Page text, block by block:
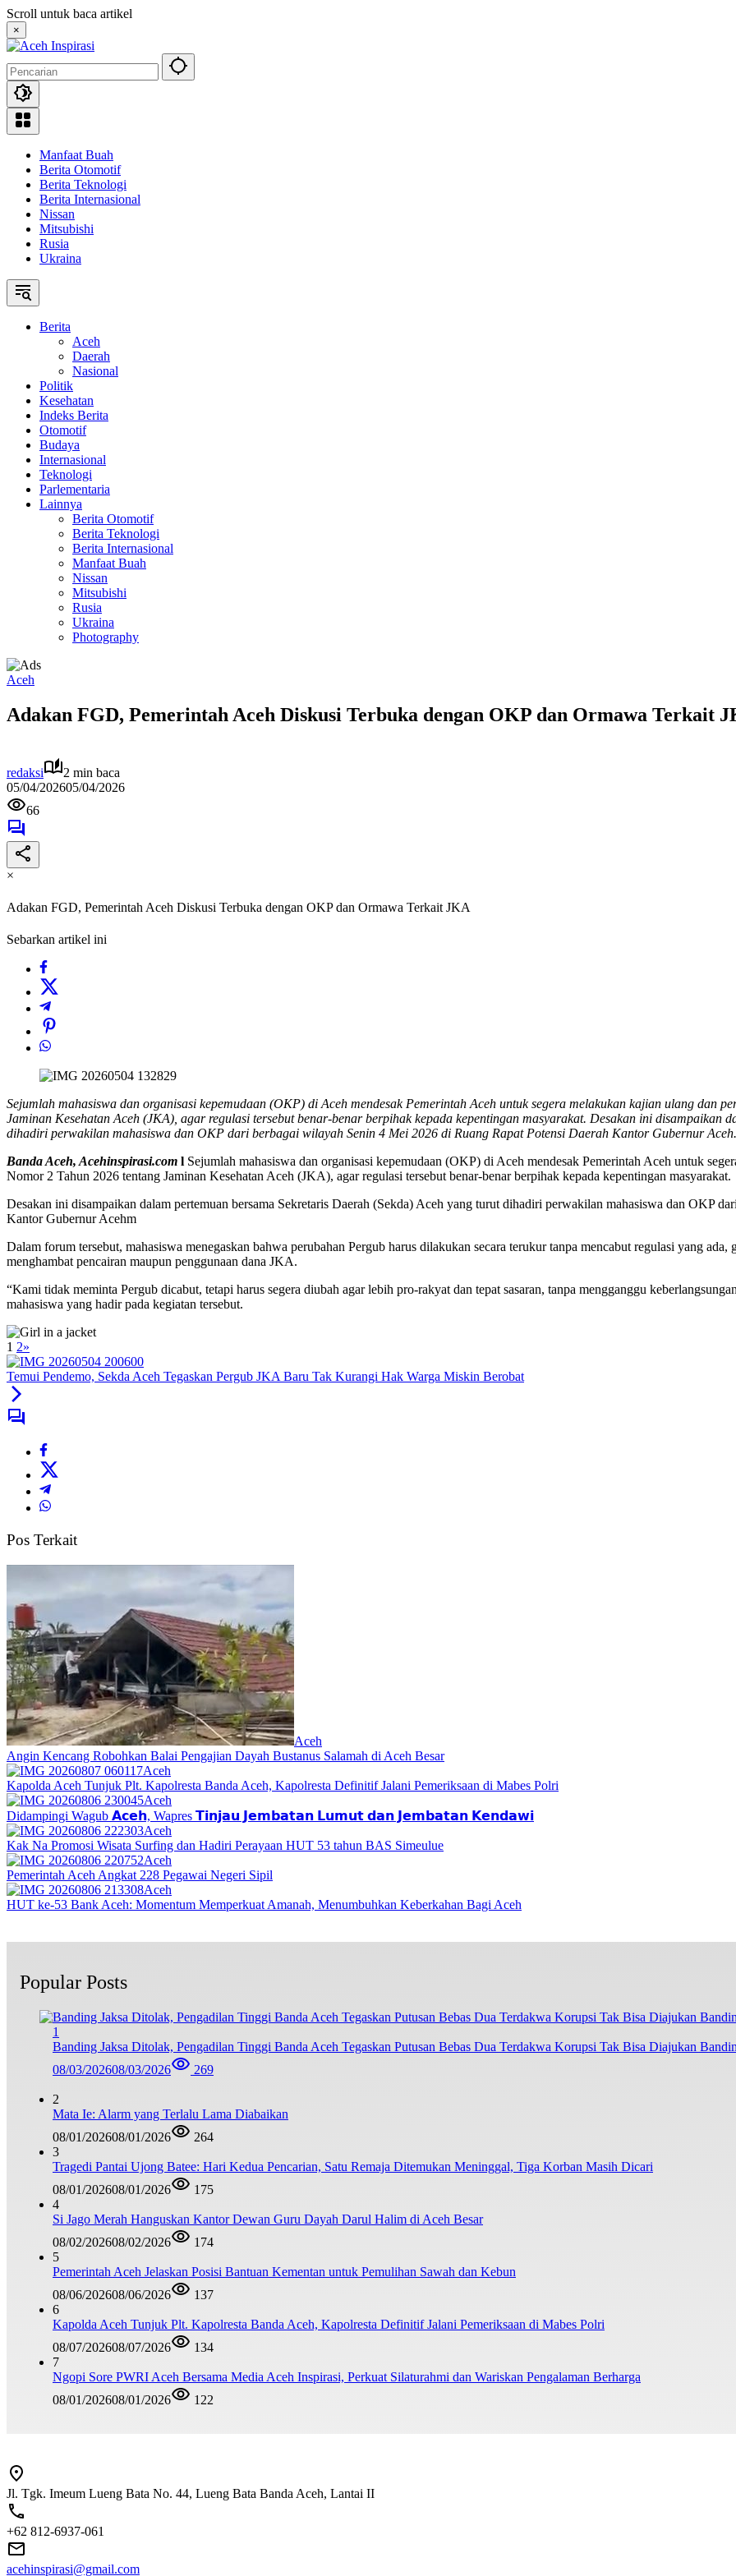
Langsung
ke
konten
Scroll untuk baca artikel
×
Manfaat Buah
Berita Otomotif
Berita Teknologi
Berita Internasional
Nissan
Mitsubishi
Rusia
Ukraina
Berita
Aceh
Daerah
Nasional
Politik
Kesehatan
Indeks Berita
Otomotif
Budaya
Internasional
Teknologi
Parlementaria
Lainnya
Berita Otomotif
Berita Teknologi
Berita Internasional
Manfaat Buah
Nissan
Mitsubishi
Rusia
Ukraina
Photography
Aceh
Adakan FGD, Pemerintah Aceh Diskusi Terbuka dengan OKP dan Ormawa Terkait
redaksi
2 min baca
05/04/202605/04/2026
66
×
Adakan FGD, Pemerintah Aceh Diskusi Terbuka dengan OKP dan Ormawa Terkait JKA
Sebarkan artikel ini
Sejumlah mahasiswa dan organisasi kepemudaan (OKP) di Aceh mendesak Pemerintah Aceh untuk segera melakukan kajian ulang dan
Jaminan Kesehatan Aceh (JKA), agar regulasi tersebut benar-benar berpihak kepada kepentingan masyarakat. Desakan ini disampaikan
dihadiri perwakilan mahasiswa dan OKP dari berbagai wilayah Senin 4 Mei 2026 di Ruang Rapat Potensi Daerah Kantor Gubernur
Banda Aceh, Acehinspirasi.com l Sejumlah mahasiswa dan organisasi kepemudaan (OKP) di Aceh mendesak Pemerintah Aceh untuk
Nomor 2 Tahun 2026 tentang Jaminan Kesehatan Aceh (JKA), agar regulasi tersebut benar-benar berpihak kepada kepentingan masyarakat.
Desakan ini disampaikan dalam pertemuan bersama Sekretaris Daerah (Sekda) Aceh yang turut dihadiri perwakilan mahasiswa dan OKP
Kantor Gubernur Acehm
Dalam forum tersebut, mahasiswa menegaskan bahwa perubahan Pergub harus dilakukan secara terukur tanpa mencabut regulasi yang
menghambat pencairan maupun penggunaan dana JKA.
“Kami tidak meminta Pergub dicabut, tetapi harus segera diubah agar lebih pro-rakyat dan tepat sasaran, tanpa mengganggu
mahasiswa yang hadir pada kegiatan tersebut.
1 2»
Temui Pendemo, Sekda Aceh Tegaskan Pergub JKA Baru Tak Kurangi Hak Warga Miskin Berobat
Pos Terkait
Aceh
Angin Kencang Robohkan Balai Pengajian Dayah Bustanus Salamah di Aceh Besar
Aceh
Kapolda Aceh Tunjuk Plt. Kapolresta Banda Aceh, Kapolresta Definitif Jalani Pemeriksaan di Mabes Polri
Aceh
Didampingi Wagub 𝗔𝗰𝗲𝗵, Wapres 𝗧𝗶𝗻𝗷𝗮𝘂 𝗝𝗲𝗺𝗯𝗮𝘁𝗮𝗻 𝗟𝘂𝗺𝘂𝘁 𝗱𝗮𝗻 𝗝𝗲𝗺𝗯𝗮𝘁𝗮𝗻 𝗞𝗲𝗻𝗱𝗮𝘄𝗶
Aceh
Kak Na Promosi Wisata Surfing dan Hadiri Perayaan HUT 53 tahun BAS Simeulue
Aceh
Pemerintah Aceh Angkat 228 Pegawai Negeri Sipil
Aceh
HUT ke-53 Bank Aceh: Momentum Memperkuat Amanah, Menumbuhkan Keberkahan Bagi Aceh
Popular Posts
1
Banding Jaksa Ditolak, Pengadilan Tinggi Banda Aceh Tegaskan Putusan Bebas Dua Terdakwa Korupsi Tak Bisa Diajukan
08/03/202608/03/2026 269
2
Mata Ie: Alarm yang Terlalu Lama Diabaikan
08/01/202608/01/2026
264
3
Tragedi Pantai Ujong Batee: Hari Kedua Pencarian, Satu Remaja Ditemukan Meninggal, Tiga Korban Masih Dicari
08/01/202608/01/2026
175
4
Si Jago Merah Hanguskan Kantor Dewan Guru Dayah Darul Halim di Aceh Besar
08/02/202608/02/2026
174
5
Pemerintah Aceh Jelaskan Posisi Bantuan Kementan untuk Pemulihan Sawah dan Kebun
08/06/202608/06/2026
137
6
Kapolda Aceh Tunjuk Plt. Kapolresta Banda Aceh, Kapolresta Definitif Jalani Pemeriksaan di Mabes Polri
08/07/202608/07/2026
134
7
Ngopi Sore PWRI Aceh Bersama Media Aceh Inspirasi, Perkuat Silaturahmi dan Wariskan Pengalaman Berharga
08/01/202608/01/2026 122
Jl. Tgk. Imeum Lueng Bata No. 44, Lueng Bata Banda Aceh, Lantai II
+62 812-6937-061
acehinspirasi@gmail.com